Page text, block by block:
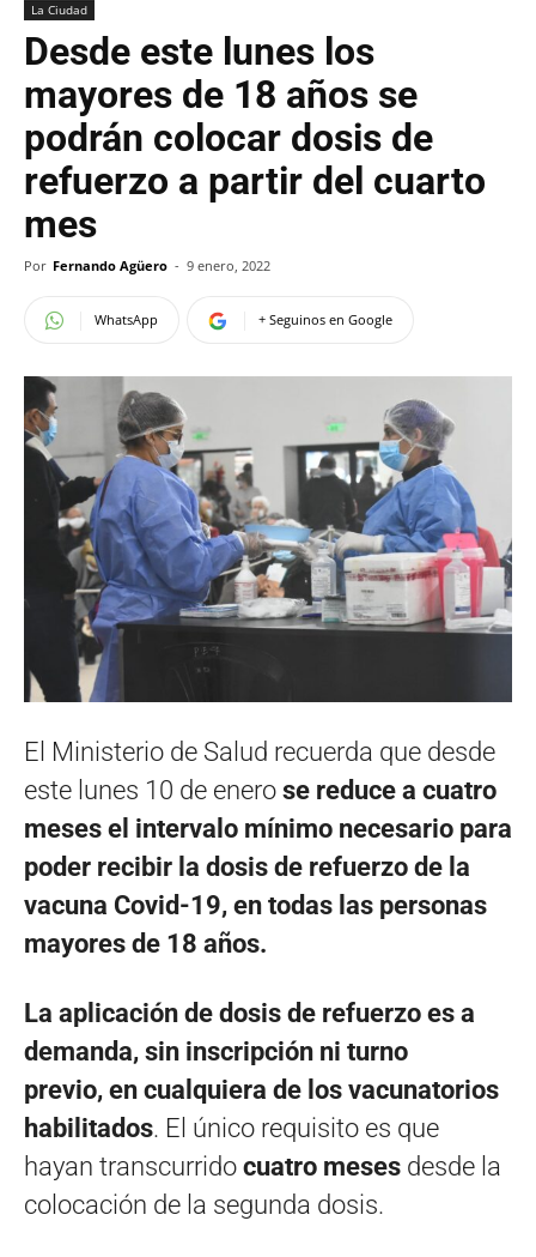
La Ciudad
Desde este lunes los
mayores de 18 años se
podrán colocar dosis de
refuerzo a partir del cuarto
mes
Por Fernando Agüero - 9 enero, 2022
WhatsApp + Seguinos en Google
El Ministerio de Salud recuerda que desde
este lunes 10 de enero se reduce a cuatro
meses el intervalo mínimo necesario para
poder recibir la dosis de refuerzo de la
vacuna Covid-19, en todas las personas
mayores de 18 años.
La aplicación de dosis de refuerzo es a
demanda, sin inscripción ni turno
previo, en cualquiera de los vacunatorios
habilitados. El único requisito es que
hayan transcurrido cuatro meses desde la
colocación de la segunda dosis.